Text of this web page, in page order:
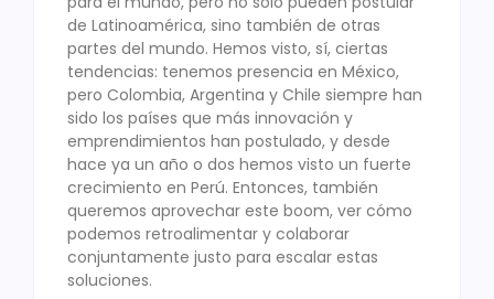
de Latinoamérica, sino también de otras
partes del mundo. Hemos visto, sí, ciertas
tendencias: tenemos presencia en México,
pero Colombia, Argentina y Chile siempre han
sido los países que más innovación y
emprendimientos han postulado, y desde
hace ya un año o dos hemos visto un fuerte
crecimiento en Perú. Entonces, también
queremos aprovechar este boom, ver cómo
podemos retroalimentar y colaborar
conjuntamente justo para escalar estas
soluciones.